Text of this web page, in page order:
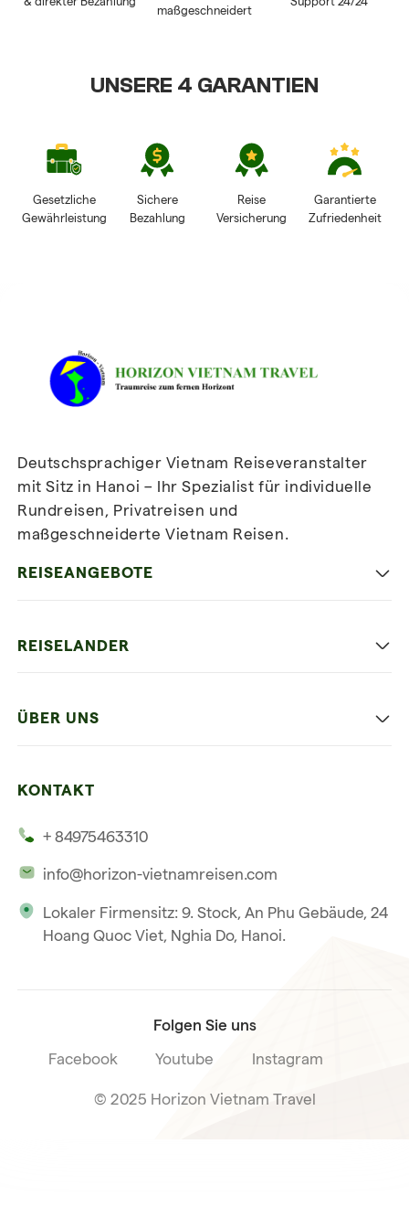
maßgeschneidert
UNSERE 4 GARANTIEN
Gesetzliche
Gewährleistung
Sichere
Bezahlung
Reise
Versicherung
Garantierte
Zufriedenheit
Newsletterabonnieren
Deutschsprachiger Vietnam Reiseveranstalter
mit Sitz in Hanoi – Ihr Spezialist für individuelle
Rundreisen, Privatreisen und
maßgeschneiderte Vietnam Reisen.
REISEANGEBOTE
Die Beste Reise
Mehrere Länder
REISELANDER
ÜBER UNS
Unsere internationale Tourismuslizenz
KONTAKT
+ 84975463310
info@horizon-vietnamreisen.com
Lokaler Firmensitz: 9. Stock, An Phu Gebäude, 24
Hoang Quoc Viet, Nghia Do, Hanoi.
Folgen Sie uns
Facebook Youtube Instagram
© 2025 Horizon Vietnam Travel